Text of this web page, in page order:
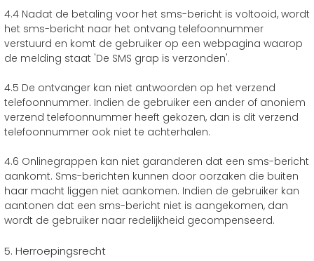
4.4 Nadat de betaling voor het sms-bericht is voltooid, wordt
het sms-bericht naar het ontvang telefoonnummer
verstuurd en komt de gebruiker op een webpagina waarop
de melding staat 'De SMS grap is verzonden'.
4.5 De ontvanger kan niet antwoorden op het verzend
telefoonnummer. Indien de gebruiker een ander of anoniem
verzend telefoonnummer heeft gekozen, dan is dit verzend
telefoonnummer ook niet te achterhalen.
4.6 Onlinegrappen kan niet garanderen dat een sms-bericht
aankomt. Sms-berichten kunnen door oorzaken die buiten
haar macht liggen niet aankomen. Indien de gebruiker kan
aantonen dat een sms-bericht niet is aangekomen, dan
wordt de gebruiker naar redelijkheid gecompenseerd.
5. Herroepingsrecht